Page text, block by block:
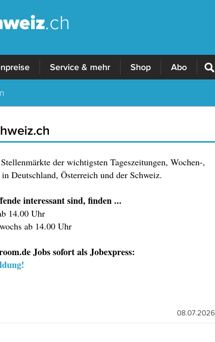
.ch
Service & mehr Shop Abo
der wichtigsten Tageszeitungen, Wochen-,
Deutschland, Österreich und der Schweiz.
interessant sind, finden ...
14.00 Uhr
ab 14.00 Uhr
Jobs sofort als Jobexpress:
08.07.2026